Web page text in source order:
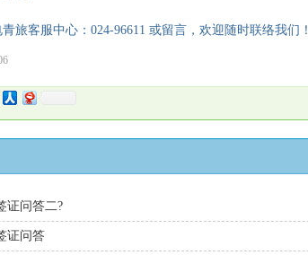
旅客服中心：024-96611 或留言，欢迎随时联络我们！
证问答二?
证问答